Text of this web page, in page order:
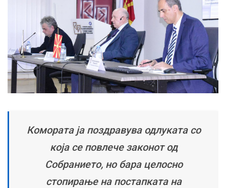
Комората ја поздравува одлуката со
која се повлече законот од
Собранието, но бара целосно
стопирање на постапката на